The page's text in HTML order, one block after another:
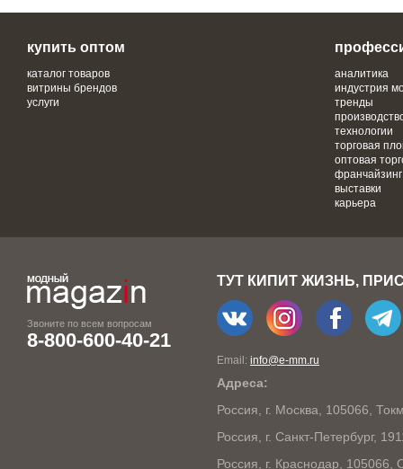
купить оптом
каталог товаров
витрины брендов
услуги
аналитика
индустрия
тренды
технологии
торговая
оптовая
франчайзинг
выставки
карьера
Звоните по всем вопросам
8-800-600-40-21
ТУТ КИПИТ ЖИЗНЬ,
Email: info@e-mm.ru
Адреса:
Россия, г. Москва, 105066,
Россия, г. Санкт-Петербург,
Россия, г. Краснодар,